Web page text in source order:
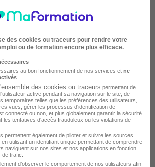
2 jours à 2 semaines
des cookies ou traceurs pour rendre votre
ou de formation encore plus efficace.
au bon fonctionnement de nos services et ne
des cookies ou traceurs permettant de
active pendant sa navigation sur le site, de
temporaires telles que les préférences des utilisateurs,
vues, gérer les processus d'identification de
connecté ou non, et plus globalement garantir la sécurité
les tentatives d'accès frauduleux ou les violations de
permettent également de piloter et suivre les sources
utilisant un identifiant unique permettant de comprendre
naviguent sur nos sites et nos applications en fonction
trafic.
d’observer le comportement de nos utilisateurs afin